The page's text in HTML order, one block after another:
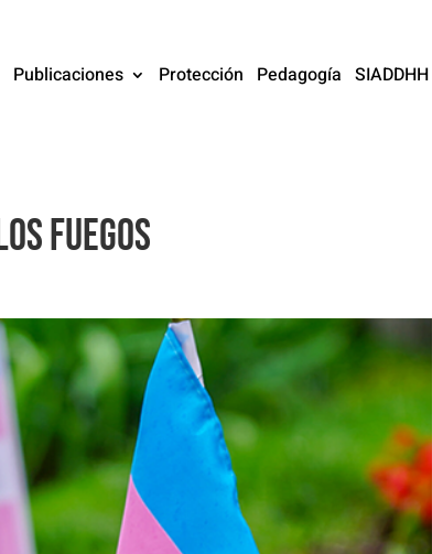
Publicaciones Protección Pedagogía SIADDHH
fuegos